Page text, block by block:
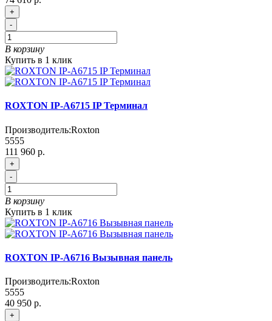
+
-
В корзину
Купить в 1 клик
ROXTON IP-A6715 IP Терминал
Производитель:Roxton
5555
111 960 р.
+
-
В корзину
Купить в 1 клик
ROXTON IP-A6716 Вызывная панель
Производитель:Roxton
5555
40 950 р.
+